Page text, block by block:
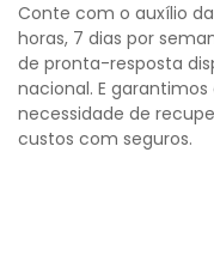
Conte com o auxílio
horas, 7 dias por
de pronta-resposta
nacional. E
necessidade de
custos com seguros.